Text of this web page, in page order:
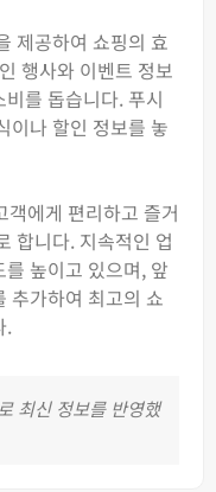
제공하여 쇼핑의 효
행사와 이벤트 정보
를 돕습니다. 푸시
이나 할인 정보를 놓
에게 편리하고 즐거
합니다. 지속적인 업
높이고 있으며, 앞
추가하여 최고의 쇼
.
최신 정보를 반영했